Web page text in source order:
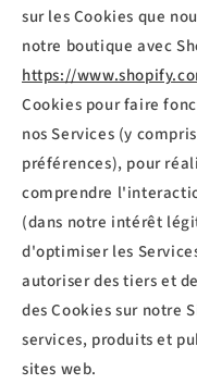
sur les Cookies que
notre boutique avec
https://
Cookies pour faire
nos Services (y
préférences), pour
comprendre
(dans notre intérêt
d'optimiser les
autoriser des tiers et
des Cookies sur notre
services, produits et
sites web.